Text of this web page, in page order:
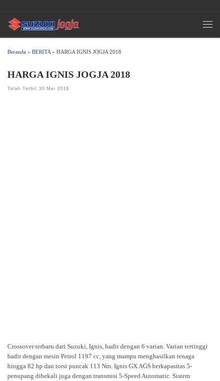
Beranda » BERITA » HARGA IGNIS JOGJA 2018
HARGA IGNIS JOGJA 2018
Telah Terbit 30 Mei 2018
Crossover terbaru dari Suzuki, Ignis, hadir dengan 6 varian. Varian tertinggi
hadir dengan mesin Petrol 1197 cc, yang mampu menghasilkan tenaga
hingga 82 hp dan torsi puncak 113 Nm. Ignis GX AGS berkapasitas 5-
penupang dibekali juga dengan transmisi 5-Speed Automatic. Sistem